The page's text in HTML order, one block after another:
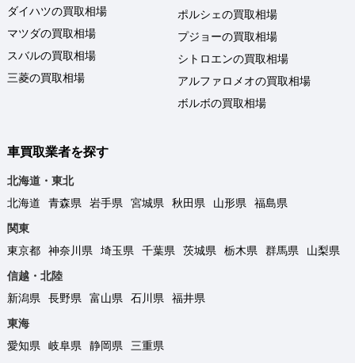
ダイハツの買取相場
マツダの買取相場
スバルの買取相場
三菱の買取相場
ポルシェの買取相場
プジョーの買取相場
シトロエンの買取相場
アルファロメオの買取相場
ボルボの買取相場
車買取業者を探す
北海道・東北
北海道
青森県 岩手県 宮城県 秋田県 山形県
福島県
関東
東京都
神奈川県 埼玉県 千葉県 茨城県 栃木県 群馬県
山梨県
信越・北陸
新潟県
長野県 富山県 石川県
福井県
東海
愛知県
岐阜県 静岡県
三重県